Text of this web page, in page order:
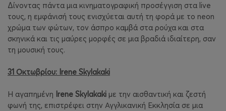
Δίνοντας πάντα μια κινηματογραφική προσέγγιση στα live
τους, η εμφάνισή τους ενισχύεται αυτή τη φορά με το neon
χρώμα των φώτων, τον άσπρο καμβά στα ρούχα και στα
σκηνικά και τις μαύρες μορφές σε μια βραδιά ιδιαίτερη, σαν
τη μουσική τους.
31 Οκτωβρίου: Irene Skylakaki
Η αγαπημένη Irene Skylakaki με την αισθαντική και ζεστή
φωνή της, επιστρέφει στην Αγγλικανική Εκκλησία σε μια